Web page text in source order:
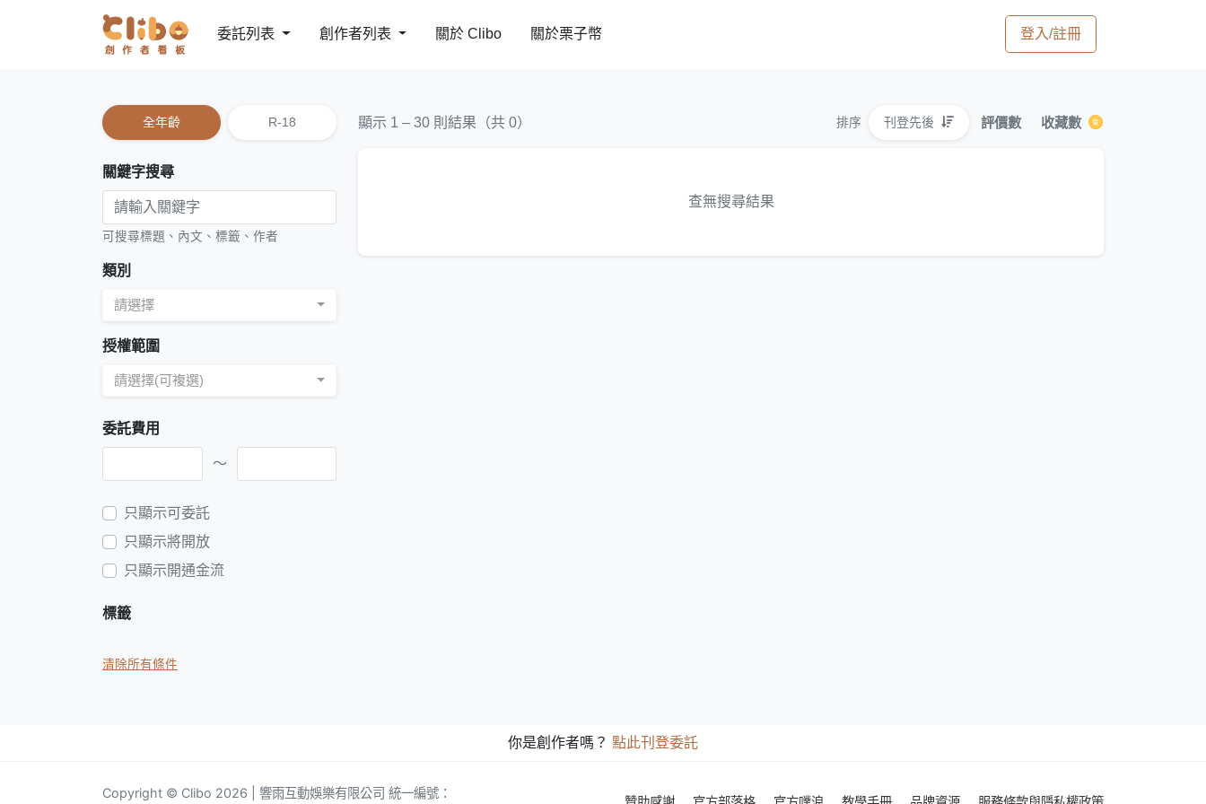
委託列表 創作者列表 關於 Clibo 關於栗子幣 登入/註冊
全年齡 R-18
關鍵字搜尋
可搜尋標題、內文、標籤、作者
類別
請選擇
授權範圍
請選擇(可複選)
委託費用
～
只顯示可委託
只顯示將開放
只顯示開通金流
標籤
清除所有條件
顯示 1 – 30 則結果（共 0） 排序 刊登先後 評價數 收藏數
查無搜尋結果
你是創作者嗎？ 點此刊登委託
Copyright © Clibo 2026 | 響雨互動娛樂有限公司 統一編號：